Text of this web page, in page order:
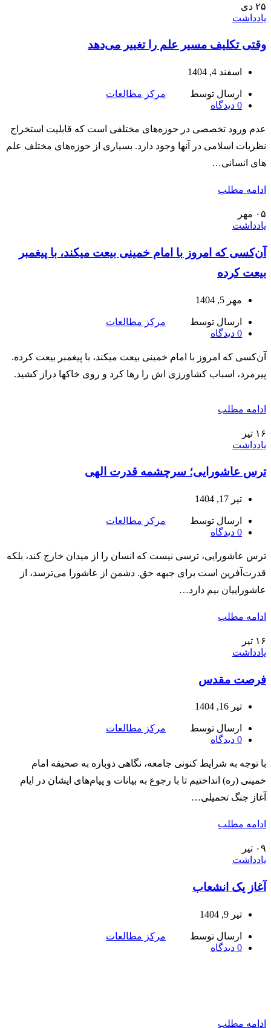
۲۵ دی
یادداشت
وقتی تکلیف مسیر علم را تغییر می‌دهد
اسفند 4, 1404
ارسال توسط
مرکز مطالعات
0 دیدگاه
عدم ورود تخصصی در حوزه‌های مختلفی است که قابلیت استخراج
نظریات اسلامی در آنها وجود دارد. بسیاری از حوزه‌های مختلف علم
های انسانی…
ادامه مطلب
۰۵ مهر
یادداشت
آن‌کسی که امروز با امام خمینی بیعت میکند، با پیغمبر
بیعت کرده
مهر 5, 1404
ارسال توسط
مرکز مطالعات
0 دیدگاه
آن‌کسی که امروز با امام خمینی بیعت میکند، با پیغمبر بیعت کرده.
پیرمرد، اسباب کشاورزی اش را رها کرد و روی خاکها دراز کشید.
ادامه مطلب
۱۶ تیر
یادداشت
ترس عاشورایی؛ سرچشمه قدرت الهی
تیر 17, 1404
ارسال توسط
مرکز مطالعات
0 دیدگاه
ترس عاشورایی، ترسی نیست که انسان را از میدان خارج کند، بلکه
قدرت‌آفرین است برای جبهه حق. دشمن از عاشورا می‌ترسد، از
عاشوراییان بیم دارد…
ادامه مطلب
۱۶ تیر
یادداشت
فرصت مقدس
تیر 16, 1404
ارسال توسط
مرکز مطالعات
0 دیدگاه
با توجه به شرایط کنونی جامعه، نگاهی دوباره به صحیفه امام
خمینی (ره) انداختیم تا با رجوع به بیانات و پیام‌های ایشان در ایام
آغاز جنگ تحمیلی…
ادامه مطلب
۰۹ تیر
یادداشت
آغاز یک انشعاب
تیر 9, 1404
ارسال توسط
مرکز مطالعات
0 دیدگاه
ادامه مطلب